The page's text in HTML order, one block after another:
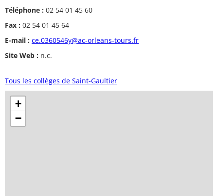
Téléphone : 02 54 01 45 60
Fax : 02 54 01 45 64
E-mail : ce.0360546y@ac-orleans-tours.fr
Site Web : n.c.
Tous les collèges de Saint-Gaultier
+
−